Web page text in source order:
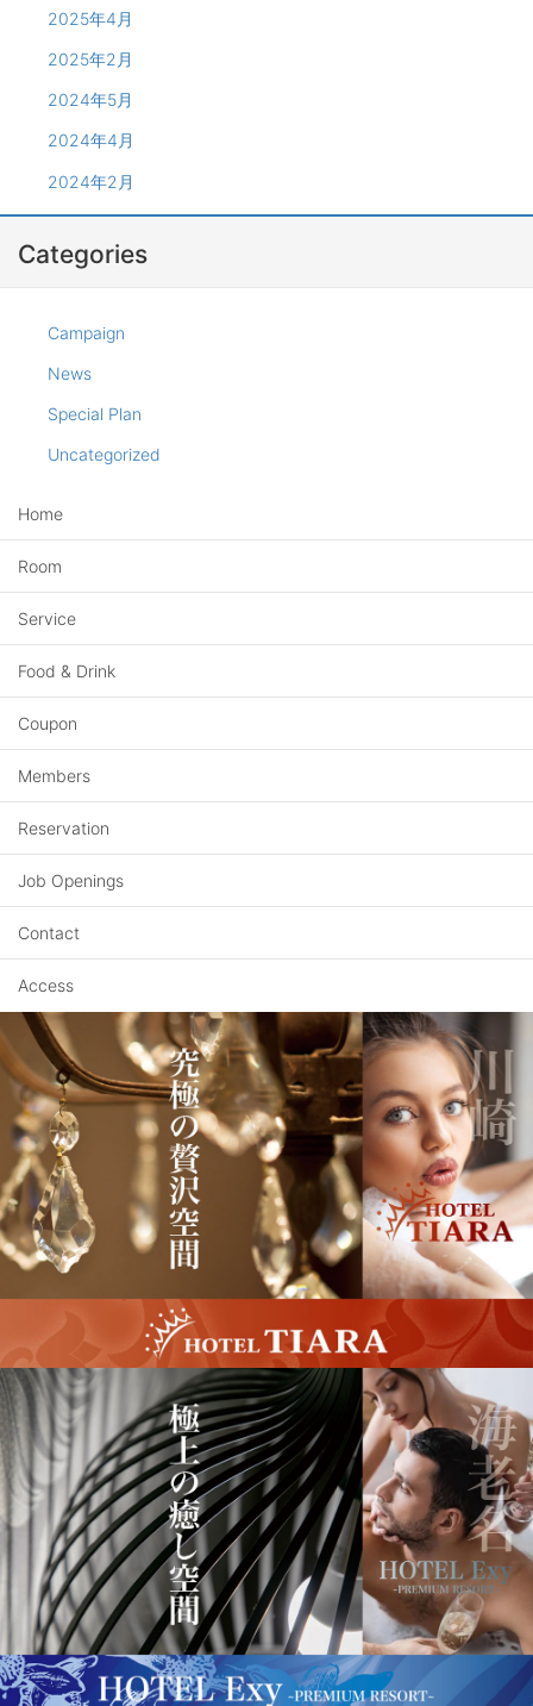
2025年4月
2025年2月
2024年5月
2024年4月
2024年2月
Categories
Campaign
News
Special Plan
Uncategorized
Home
Room
Service
Food & Drink
Coupon
Members
Reservation
Job Openings
Contact
Access